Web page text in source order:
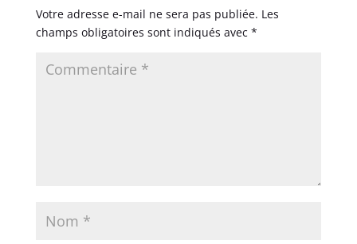
Votre adresse e-mail ne sera pas publiée. Les
champs obligatoires sont indiqués avec *